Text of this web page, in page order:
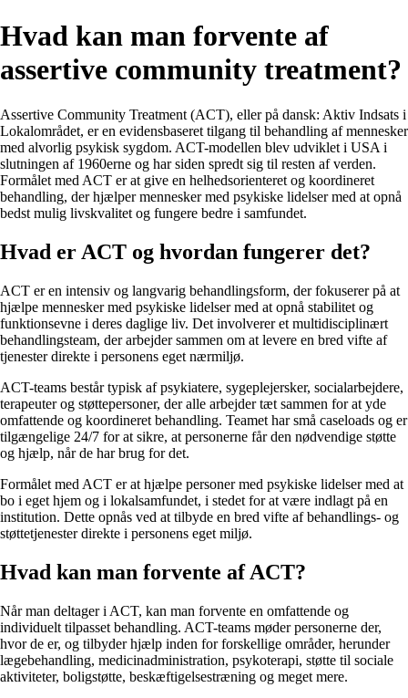
Hvad kan man forvente af
assertive community treatment?
Assertive Community Treatment (ACT), eller på dansk: Aktiv Indsats i
Lokalområdet, er en evidensbaseret tilgang til behandling af mennesker
med alvorlig psykisk sygdom. ACT-modellen blev udviklet i USA i
slutningen af 1960erne og har siden spredt sig til resten af verden.
Formålet med ACT er at give en helhedsorienteret og koordineret
behandling, der hjælper mennesker med psykiske lidelser med at opnå
bedst mulig livskvalitet og fungere bedre i samfundet.
Hvad er ACT og hvordan fungerer det?
ACT er en intensiv og langvarig behandlingsform, der fokuserer på at
hjælpe mennesker med psykiske lidelser med at opnå stabilitet og
funktionsevne i deres daglige liv. Det involverer et multidisciplinært
behandlingsteam, der arbejder sammen om at levere en bred vifte af
tjenester direkte i personens eget nærmiljø.
ACT-teams består typisk af psykiatere, sygeplejersker, socialarbejdere,
terapeuter og støttepersoner, der alle arbejder tæt sammen for at yde
omfattende og koordineret behandling. Teamet har små caseloads og er
tilgængelige 24/7 for at sikre, at personerne får den nødvendige støtte
og hjælp, når de har brug for det.
Formålet med ACT er at hjælpe personer med psykiske lidelser med at
bo i eget hjem og i lokalsamfundet, i stedet for at være indlagt på en
institution. Dette opnås ved at tilbyde en bred vifte af behandlings- og
støttetjenester direkte i personens eget miljø.
Hvad kan man forvente af ACT?
Når man deltager i ACT, kan man forvente en omfattende og
individuelt tilpasset behandling. ACT-teams møder personerne der,
hvor de er, og tilbyder hjælp inden for forskellige områder, herunder
lægebehandling, medicinadministration, psykoterapi, støtte til sociale
aktiviteter, boligstøtte, beskæftigelsestræning og meget mere.